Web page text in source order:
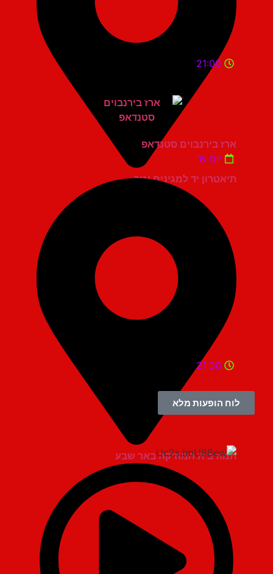
תיאטרון יד למגינים יגור
21:00
ארז בירנבוים סטנדאפ
יום ש'
תמוז בית המוזיקה באר שבע
21:30
לוח הופעות מלא